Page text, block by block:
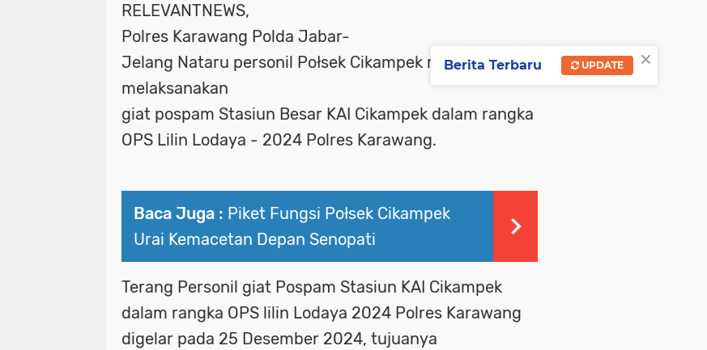
RELEVANTNEWS,
Polres Karawang Polda Jabar-
Jelang Nataru personil Połsek Cikampek mulai
melaksanakan
giat pospam Stasiun Besar KAI Cikampek dalam rangka
OPS Lilin Lodaya - 2024 Polres Karawang.
Baca Juga : Piket Fungsi Połsek Cikampek
Urai Kemacetan Depan Senopati
Terang Personil giat Pospam Stasiun KAI Cikampek
dalam rangka OPS lilin Lodaya 2024 Polres Karawang
digelar pada 25 Desember 2024, tujuanya
×
Berita Terbaru UPDATE